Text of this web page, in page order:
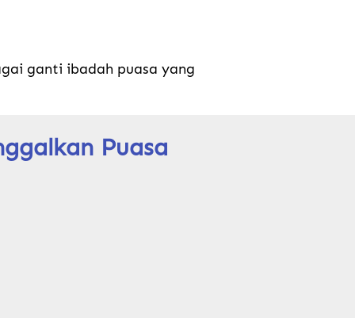
ganti ibadah puasa yang
Puasa